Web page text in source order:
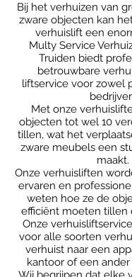
Bij het verhuizen van
zware objecten kan
verhuislift een
Multy Service
Truiden biedt
betrouwbare
liftservice voor zowel
Met onze
objecten tot wel 10
tillen, wat het
zware meubels een
maakt.
Onze verhuisliften
ervaren en
weten hoe ze de
efficiënt moeten tillen
Onze
voor alle soorten
verhuist naar een
kantoor of een